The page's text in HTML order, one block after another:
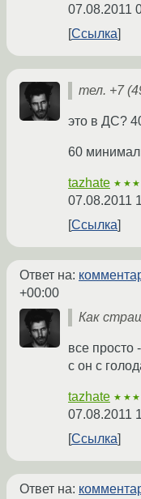
07.08.2011
Ссылка
тел. +7
это в ДС?
60
tazhate
07.08.2011
Ссылка
Ответ на:
+00:00
Как
все просто
с он с
tazhate
07.08.2011
Ссылка
Ответ на: